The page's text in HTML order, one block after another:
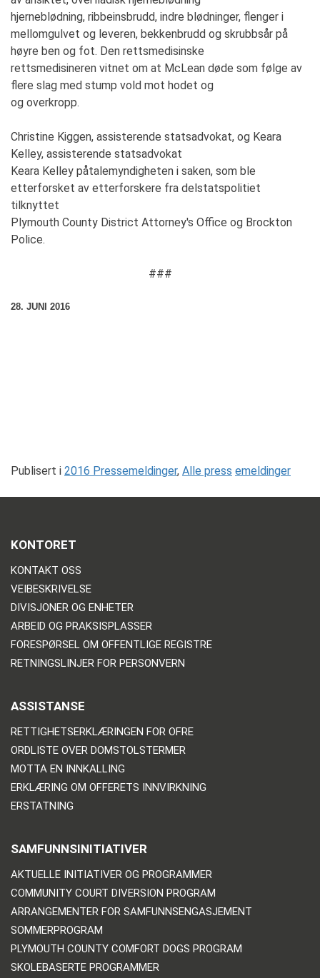
hjerneblødning, ribbeinsbrudd, indre blødninger, flenger i
mellomgulvet og leveren, bekkenbrudd og skrubbsår på
høyre ben og fot. Den rettsmedisinske
rettsmedisineren vitnet om at McLean døde som følge av
flere slag med stump vold mot hodet og
og overkropp.
Christine Kiggen, assisterende statsadvokat, og Keara
Kelley, assisterende statsadvokat
Keara Kelley påtalemyndigheten i saken, som ble
etterforsket av etterforskere fra delstatspolitiet
tilknyttet
Plymouth County District Attorney's Office og Brockton
Police.
###
28. JUNI 2016
Publisert i 2016 Pressemeldinger, Alle press emeldinger
KONTORET
KONTAKT OSS
VEIBESKRIVELSE
DIVISJONER OG ENHETER
ARBEID OG PRAKSISPLASSER
FORESPØRSEL OM OFFENTLIGE REGISTRE
RETNINGSLINJER FOR PERSONVERN
ASSISTANSE
RETTIGHETSERKLÆRINGEN FOR OFRE
ORDLISTE OVER DOMSTOLSTERMER
MOTTA EN INNKALLING
ERKLÆRING OM OFFERETS INNVIRKNING
ERSTATNING
SAMFUNNSINITIATIVER
AKTUELLE INITIATIVER OG PROGRAMMER
COMMUNITY COURT DIVERSION PROGRAM
ARRANGEMENTER FOR SAMFUNNSENGASJEMENT
SOMMERPROGRAM
PLYMOUTH COUNTY COMFORT DOGS PROGRAM
SKOLEBASERTE PROGRAMMER